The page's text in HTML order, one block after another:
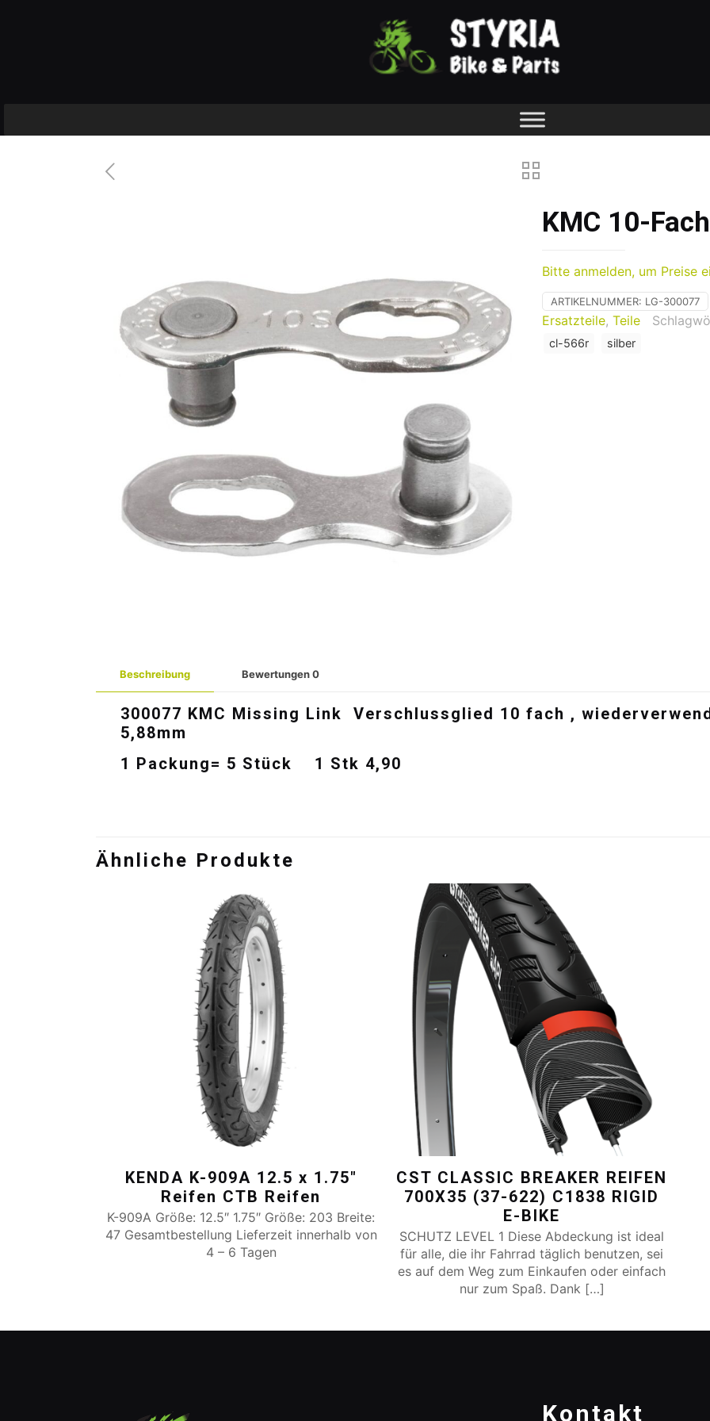
KMC 10-
Bitte anmelden, um Preise
ARTIKELNUMMER: LG-300077
Ersatzteile, Teile
cl-566r
silber
Beschreibung Bewertungen0
300077 KMC Missing Link Verschlussglied 10 fach ,
5,88mm
1 Packung= 5 Stück 1 Stk 4,90
Ähnliche Produkte
KENDA K-909A 12.5 x 1.75″
Reifen CTB Reifen
K-909A Größe: 12.5″ 1.75″ Größe: 203 Breite:
47 Gesamtbestellung Lieferzeit innerhalb von
4 – 6 Tagen
CST CLASSIC BREAKER REIFEN
700X35 (37-622) C1838 RIGID
E-BIKE
SCHUTZ LEVEL 1 Diese Abdeckung ist ideal
für alle, die ihr Fahrrad täglich benutzen, sei
es auf dem Weg zum Einkaufen oder einfach
nur zum Spaß. Dank […]
Kontakt